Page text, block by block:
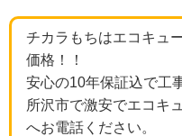
チカラもちはエコキュ
価格！！
安心の10年保証込で工
所沢市で激安でエコキ
へお電話ください。